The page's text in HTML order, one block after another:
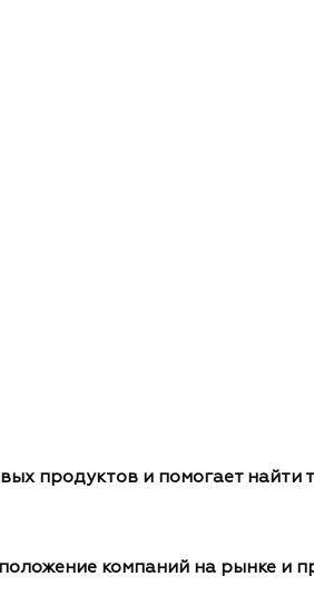
продуктов и помогает найти
компаний на рынке и